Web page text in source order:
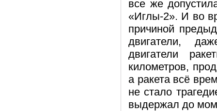
все же
«Иглы-2». И во
причиной
двигатели,
двигатели
километров,
а ракета всё
не стало
выдержал до